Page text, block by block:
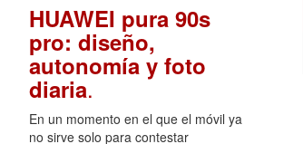
HUAWEI pura 90s
pro: diseño,
autonomía y foto
diaria.
En un momento en el que el móvil ya
no sirve solo para contestar